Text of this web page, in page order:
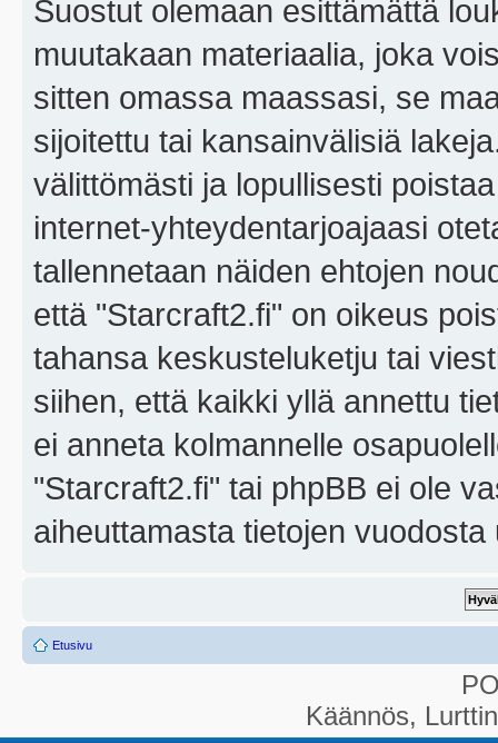
Suostut olemaan esittämättä
muutakaan materiaalia, joka
sitten omassa maassasi, se
sijoitettu tai kansainvälisiä
välittömästi ja lopullisesti
internet-yhteydentarjoajaasi
tallennetaan näiden ehtojen
että "Starcraft2.fi" on oikeus
tahansa keskusteluketju tai
siihen, että kaikki yllä annettu
ei anneta kolmannelle
"Starcraft2.fi" tai phpBB ei ole
aiheuttamasta tietojen
Etusivu
Käännös,